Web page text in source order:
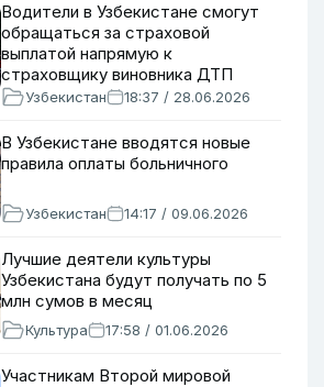
Водители в Узбекистане смогут
обращаться за страховой
выплатой напрямую к
страховщику виновника ДТП
Узбекистан 18:37 / 28.06.2026
В Узбекистане вводятся новые
правила оплаты больничного
Узбекистан 14:17 / 09.06.2026
Лучшие деятели культуры
Узбекистана будут получать по 5
млн сумов в месяц
Культура 17:58 / 01.06.2026
Участникам Второй мировой